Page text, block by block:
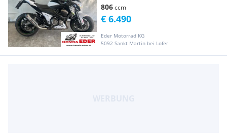
806ccm
Eder Motorrad KG
5092 Sankt Martin bei Lofer
€ 6.490